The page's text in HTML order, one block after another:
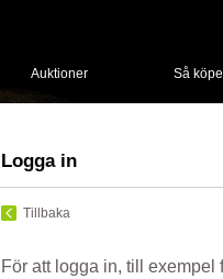
Auktioner Så
Logga in
Tillbaka
För att logga in, till exempel